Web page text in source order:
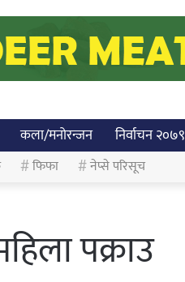
कला/मनोरन्जन निर्वाचन २०७९
फिफा नेप्से परिसूच
पक्राउ